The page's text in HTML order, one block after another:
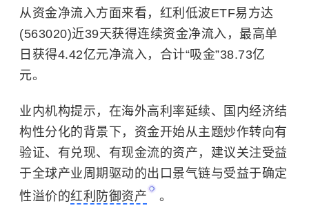
从资金净流入方面来看，红利低波ETF易方达
(563020)近39天获得连续资金净流入，最高单
日获得4.42亿元净流入，合计“吸金”38.73亿
元。
业内机构提示，在海外高利率延续、国内经济结
构性分化的背景下，资金开始从主题炒作转向有
验证、有兑现、有现金流的资产，建议关注受益
于全球产业周期驱动的出口景气链与受益于确定
性溢价的红利防御资产 。